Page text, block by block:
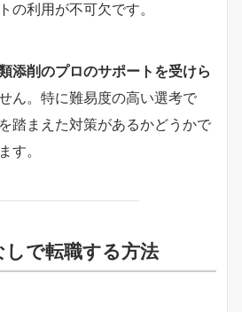
の利用が不可欠です。
添削のプロのサポートを受けら
ん。特に難易度の高い選考で
踏まえた対策があるかどうかで
す。
で転職する方法